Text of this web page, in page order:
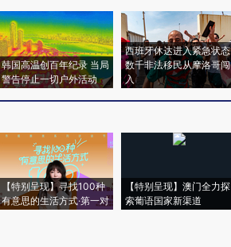
韩国高温创百年纪录 当局
警告停止一切户外活动
西班牙休达进入紧急状态
数千非法移民从摩洛哥闯
入
【特别呈现】寻找100种
有意思的生活方式·第一对
【特别呈现】澳门全力探
索葡语国家新渠道